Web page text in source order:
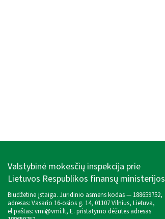
Valstybinė mokesčių inspekcija prie
Lietuvos Respublikos finansų ministerijos
Biudžetinė įstaiga. Juridinio asmens kodas — 188659752,
adresas: Vasario 16-osios g. 14, 01107 Vilnius, Lietuva,
el.paštas: vmi@vmi.lt, E. pristatymo dėžutės adresas